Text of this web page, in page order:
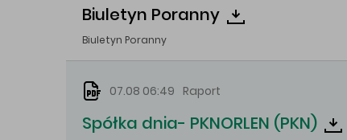
Biuletyn Poranny
Biuletyn Poranny
07.08 06:49 Raport
Spółka dnia- PKNORLEN (PKN)